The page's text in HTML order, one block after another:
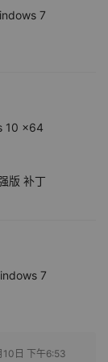
7
10 x64
版 补丁
7
10日 下午6:53